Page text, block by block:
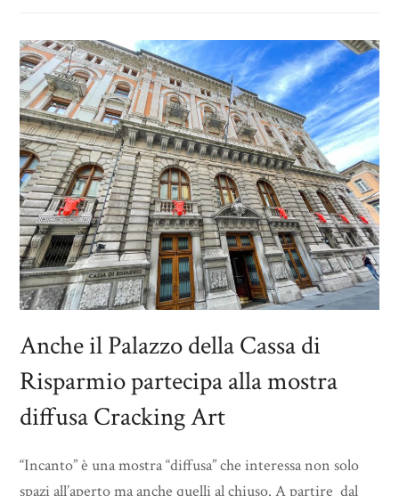
Anche il Palazzo della Cassa di
Risparmio partecipa alla mostra
diffusa Cracking Art
“Incanto” è una mostra “diffusa” che interessa non solo
spazi all’aperto ma anche quelli al chiuso. A partire dal